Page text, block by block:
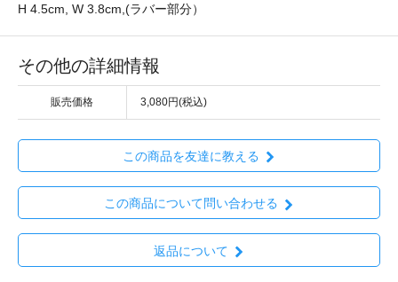
H 4.5cm, W 3.8cm,(ラバー部分）
その他の詳細情報
販売価格 3,080円(税込)
この商品を友達に教える
この商品について問い合わせる
返品について